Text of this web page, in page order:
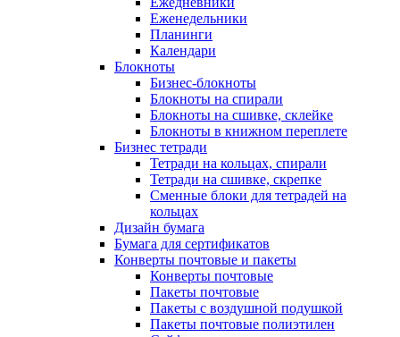
Еженедельники
Планинги
Календари
Блокноты
Бизнес-блокноты
Блокноты на спирали
Блокноты на сшивке, склейке
Блокноты в книжном переплете
Бизнес тетради
Тетради на кольцах, спирали
Тетради на сшивке, скрепке
Сменные блоки для тетрадей на
кольцах
Дизайн бумага
Бумага для сертификатов
Конверты почтовые и пакеты
Конверты почтовые
Пакеты почтовые
Пакеты с воздушной подушкой
Пакеты почтовые полиэтилен